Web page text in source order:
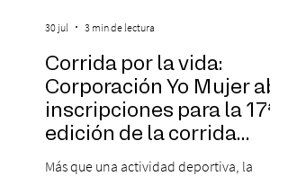
Corrida por la vida:
Corporación Yo Mujer abre
inscripciones para la 17ª
edición de la corrida
solidaria
Más que una actividad deportiva, la
30 jul 3 min de lectura